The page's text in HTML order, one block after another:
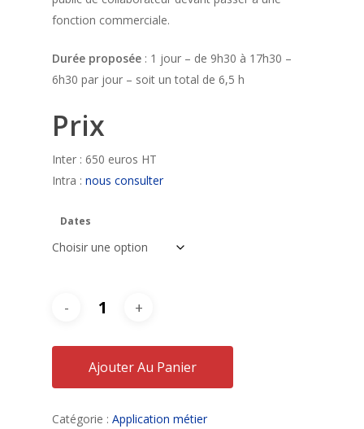
fonction commerciale.
Durée proposée : 1 jour – de 9h30 à 17h30 –
6h30 par jour – soit un total de 6,5 h
Prix
Inter : 650 euros HT
Intra : nous consulter
Dates
Ajouter Au Panier
Catégorie : Application métier